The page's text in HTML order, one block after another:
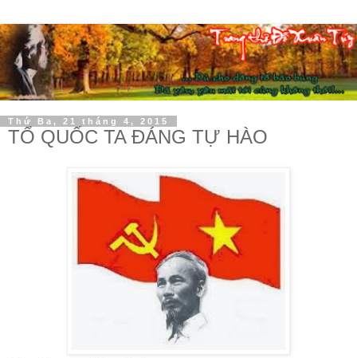
Thứ Ba, 21 tháng 4, 2015
TỔ QUỐC TA ĐÁNG TỰ HÀO